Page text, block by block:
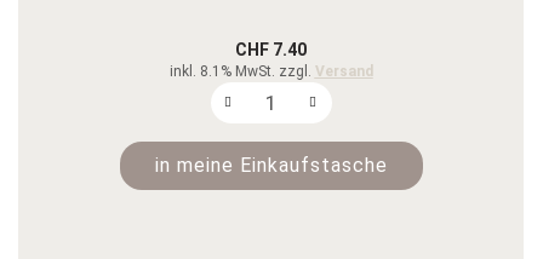
CHF 7.40
inkl. 8.1% MwSt. zzgl. Versand
in meine Einkaufstasche